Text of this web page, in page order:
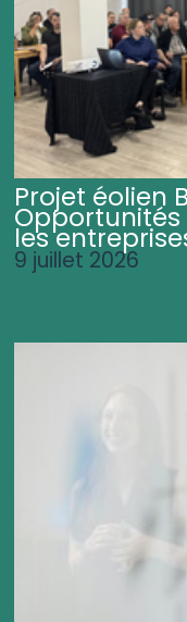
Projet éolien
les
9 juillet 2026